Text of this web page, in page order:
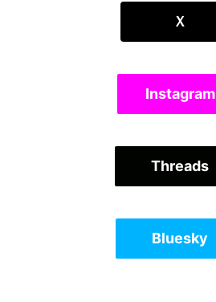
Ｘ
Instagram
Threads
Bluesky